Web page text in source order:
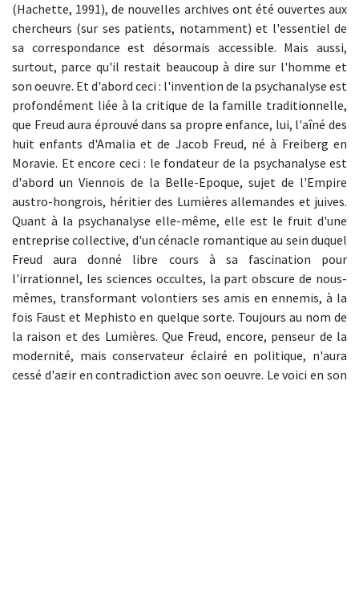
(Hachette, 1991), de nouvelles archives ont été ouvertes aux
chercheurs (sur ses patients, notamment) et l'essentiel de
sa correspondance est désormais accessible. Mais aussi,
surtout, parce qu'il restait beaucoup à dire sur l'homme et
son oeuvre. Et d'abord ceci : l'invention de la psychanalyse est
profondément liée à la critique de la famille traditionnelle,
que Freud aura éprouvé dans sa propre enfance, lui, l'aîné des
huit enfants d'Amalia et de Jacob Freud, né à Freiberg en
Moravie. Et encore ceci : le fondateur de la psychanalyse est
d'abord un Viennois de la Belle-Epoque, sujet de l'Empire
austro-hongrois, héritier des Lumières allemandes et juives.
Quant à la psychanalyse elle-même, elle est le fruit d'une
entreprise collective, d'un cénacle romantique au sein duquel
Freud aura donné libre cours à sa fascination pour
l'irrationnel, les sciences occultes, la part obscure de nous-
mêmes, transformant volontiers ses amis en ennemis, à la
fois Faust et Mephisto en quelque sorte. Toujours au nom de
la raison et des Lumières. Que Freud, encore, penseur de la
modernité, mais conservateur éclairé en politique, n'aura
cessé d'agir en contradiction avec son oeuvre. Le voici en son